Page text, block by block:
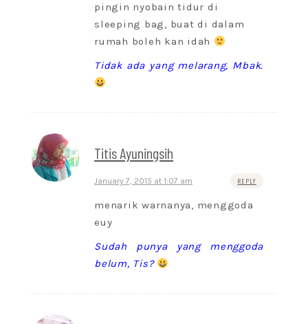
pingin nyobain tidur di
sleeping bag, buat di dalam
rumah boleh kan idah
Tidak ada yang melarang, Mbak.
Titis Ayuningsih
January 7, 2015 at 1:07 am REPLY
menarik warnanya, menggoda
euy
Sudah punya yang menggoda
belum, Tis?